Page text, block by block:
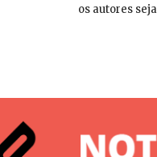
os autores